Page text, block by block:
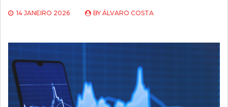
14 JANEIRO 2026 BY ÁLVARO COSTA